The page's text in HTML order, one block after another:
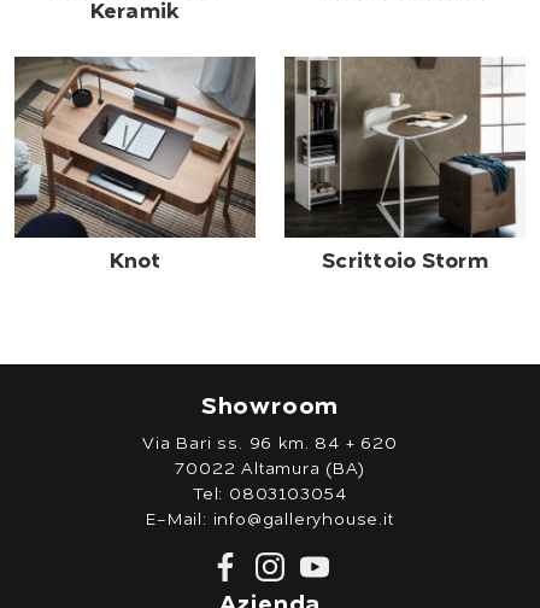
Keramik
Knot Scrittoio Storm
Showroom
Via Bari ss. 96 km. 84 + 620
70022 Altamura (BA)
Tel: 0803103054
E-Mail: info@galleryhouse.it